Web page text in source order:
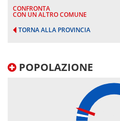
CONFRONTA
CON UN ALTRO COMUNE
TORNA ALLA PROVINCIA
POPOLAZIONE